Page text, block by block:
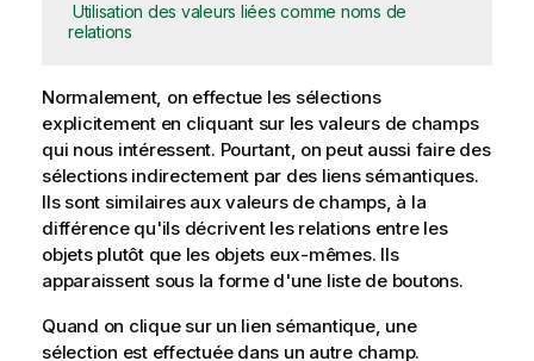
Utilisation des valeurs liées comme noms de
relations
Normalement, on effectue les sélections
explicitement en cliquant sur les valeurs de champs
qui nous intéressent. Pourtant, on peut aussi faire des
sélections indirectement par des liens sémantiques.
Ils sont similaires aux valeurs de champs, à la
différence qu'ils décrivent les relations entre les
objets plutôt que les objets eux-mêmes. Ils
apparaissent sous la forme d'une liste de boutons.
Quand on clique sur un lien sémantique, une
sélection est effectuée dans un autre champ.